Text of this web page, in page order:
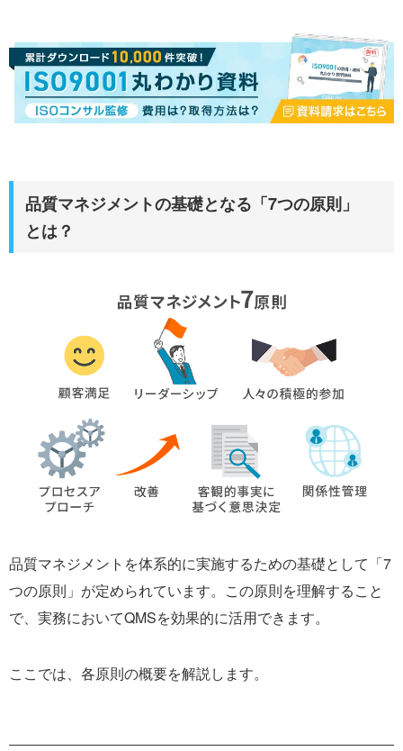
品質マネジメントの基礎となる「7つの原則」
とは？
品質マネジメントを体系的に実施するための基礎として「7
つの原則」が定められています。この原則を理解すること
で、実務においてQMSを効果的に活用できます。
ここでは、各原則の概要を解説します。